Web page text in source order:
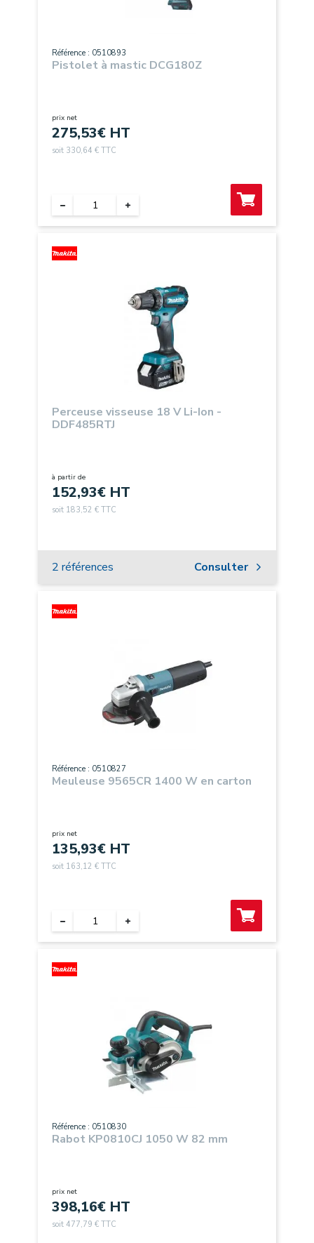
Référence : 0510893
Pistolet à mastic DCG180Z
prix net
275,53€ HT
soit 330,64 € TTC
Perceuse visseuse 18 V Li-Ion -
DDF485RTJ
à partir de
152,93€ HT
soit 183,52 € TTC
2 références Consulter
Référence : 0510827
Meuleuse 9565CR 1400 W en carton
prix net
135,93€ HT
soit 163,12 € TTC
Référence : 0510830
Rabot KP0810CJ 1050 W 82 mm
prix net
398,16€ HT
soit 477,79 € TTC